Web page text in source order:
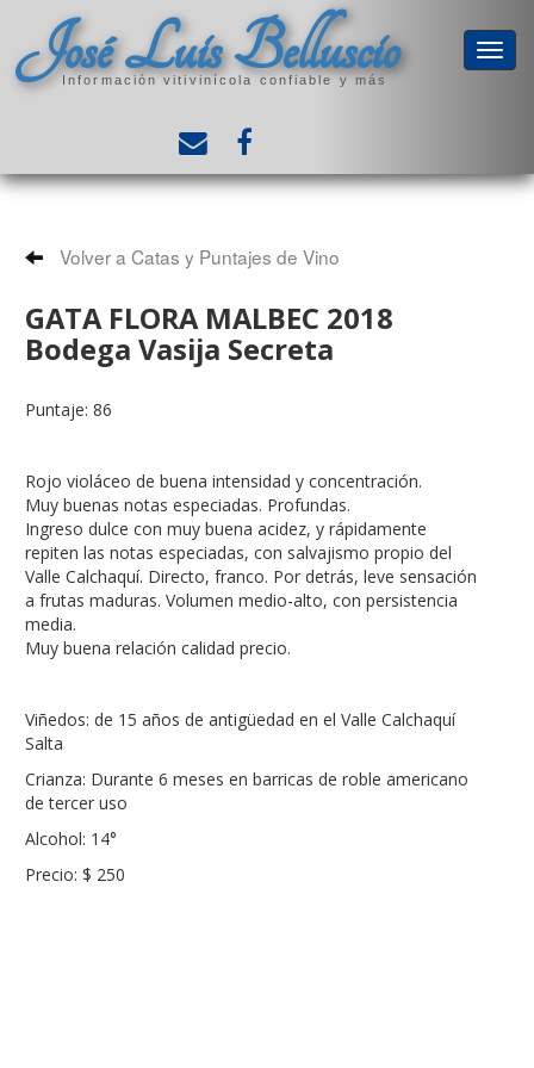
José Luis Belluscio
Información vitivinícola confiable y más
Volver a Catas y Puntajes de Vino
GATA FLORA MALBEC 2018
Bodega Vasija Secreta
Puntaje: 86
Rojo violáceo de buena intensidad y concentración.
Muy buenas notas especiadas. Profundas.
Ingreso dulce con muy buena acidez, y rápidamente
repiten las notas especiadas, con salvajismo propio del
Valle Calchaquí. Directo, franco. Por detrás, leve sensación
a frutas maduras. Volumen medio-alto, con persistencia
media.
Muy buena relación calidad precio.
Viñedos: de 15 años de antigüedad en el Valle Calchaquí
Salta
Crianza: Durante 6 meses en barricas de roble americano
de tercer uso
Alcohol: 14°
Precio: $ 250